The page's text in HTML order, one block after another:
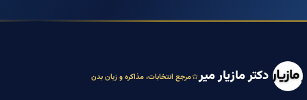
دکتر مازیار میر مرجع انتخابات، مذاکره و زبان بدن